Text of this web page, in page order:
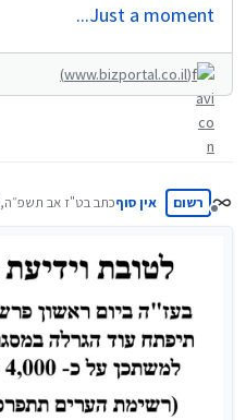
Just a moment...
(www.bizportal.co.il)
מנותק
רשום אין סוףכתב בט"ז אב תשפ״ה, 13:18
נערך לאחרונה על ידי